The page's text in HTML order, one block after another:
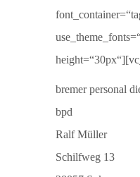
bremer personal
bpd
Ralf Müller
Schilfweg 13